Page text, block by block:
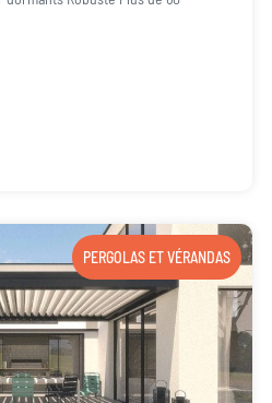
PERGOLAS ET VÉRANDAS